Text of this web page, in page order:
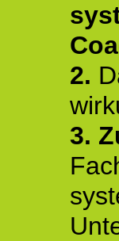
2.
3.